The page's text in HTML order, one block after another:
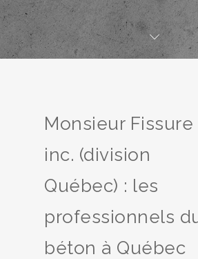
Monsieur Fissure
inc. (division
Québec) : les
professionnels
béton à Québec